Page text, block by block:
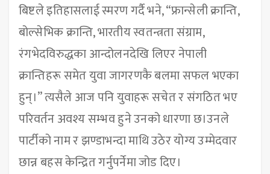
बिष्टले इतिहासलाई स्मरण गर्दै भने, “फ्रान्सेली क्रान्ति,
बोल्सेभिक क्रान्ति, भारतीय स्वतन्त्रता संग्राम,
रंगभेदविरुद्धका आन्दोलनदेखि लिएर नेपाली
क्रान्तिहरू समेत युवा जागरणकै बलमा सफल भएका
हुन्।” त्यसैले आज पनि युवाहरू सचेत र संगठित भए
परिवर्तन अवश्य सम्भव हुने उनको धारणा छ।उनले
पार्टीको नाम र झण्डाभन्दा माथि उठेर योग्य उम्मेदवार
छान्न बहस केन्द्रित गर्नुपर्नेमा जोड दिए।